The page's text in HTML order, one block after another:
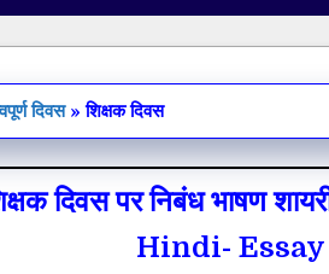
दिवस»शिक्षक दिवस
दिवस पर निबंध भाषण
Hindi-